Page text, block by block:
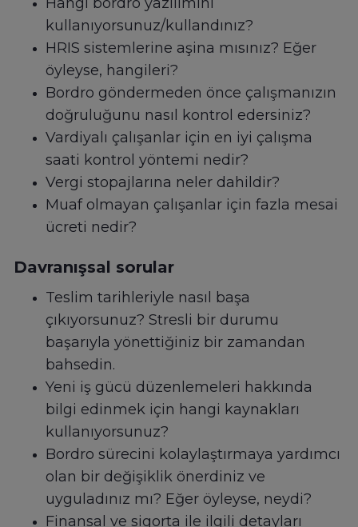
kullanıyorsunuz/kullandınız?
HRIS sistemlerine aşina mısınız? Eğer
öyleyse, hangileri?
Bordro göndermeden önce çalışmanızın
doğruluğunu nasıl kontrol edersiniz?
Vardiyalı çalışanlar için en iyi çalışma
saati kontrol yöntemi nedir?
Vergi stopajlarına neler dahildir?
Muaf olmayan çalışanlar için fazla mesai
ücreti nedir?
Davranışsal sorular
Teslim tarihleriyle nasıl başa
çıkıyorsunuz? Stresli bir durumu
başarıyla yönettiğiniz bir zamandan
bahsedin.
Yeni iş gücü düzenlemeleri hakkında
bilgi edinmek için hangi kaynakları
kullanıyorsunuz?
Bordro sürecini kolaylaştırmaya yardımcı
olan bir değişiklik önerdiniz ve
uyguladınız mı? Eğer öyleyse, neydi?
Finansal ve sigorta ile ilgili detayları